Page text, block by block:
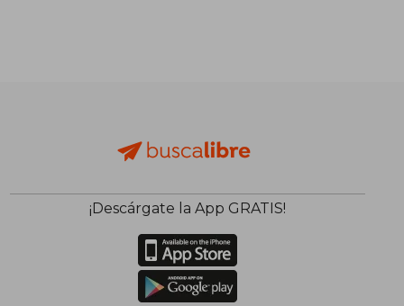
¡Descárgate la App GRATIS!